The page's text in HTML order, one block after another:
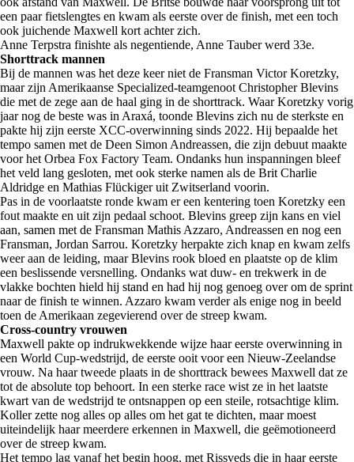
een paar fietslengtes en kwam als eerste over de finish, met een toch
ook juichende Maxwell kort achter zich.
Anne Terpstra finishte als negentiende, Anne Tauber werd 33e.
Shorttrack mannen
Bij de mannen was het deze keer niet de Fransman Victor Koretzky,
maar zijn Amerikaanse Specialized-teamgenoot Christopher Blevins
die met de zege aan de haal ging in de shorttrack. Waar Koretzky vorig
jaar nog de beste was in Araxá, toonde Blevins zich nu de sterkste en
pakte hij zijn eerste XCC-overwinning sinds 2022. Hij bepaalde het
tempo samen met de Deen Simon Andreassen, die zijn debuut maakte
voor het Orbea Fox Factory Team. Ondanks hun inspanningen bleef
het veld lang gesloten, met ook sterke namen als de Brit Charlie
Aldridge en Mathias Flückiger uit Zwitserland voorin.
Pas in de voorlaatste ronde kwam er een kentering toen Koretzky een
fout maakte en uit zijn pedaal schoot. Blevins greep zijn kans en viel
aan, samen met de Fransman Mathis Azzaro, Andreassen en nog een
Fransman, Jordan Sarrou. Koretzky herpakte zich knap en kwam zelfs
weer aan de leiding, maar Blevins rook bloed en plaatste op de klim
een beslissende versnelling. Ondanks wat duw- en trekwerk in de
vlakke bochten hield hij stand en had hij nog genoeg over om de sprint
naar de finish te winnen. Azzaro kwam verder als enige nog in beeld
toen de Amerikaan zegevierend over de streep kwam.
Cross-country vrouwen
Maxwell pakte op indrukwekkende wijze haar eerste overwinning in
een World Cup-wedstrijd, de eerste ooit voor een Nieuw-Zeelandse
vrouw. Na haar tweede plaats in de shorttrack bewees Maxwell dat ze
tot de absolute top behoort. In een sterke race wist ze in het laatste
kwart van de wedstrijd te ontsnappen op een steile, rotsachtige klim.
Koller zette nog alles op alles om het gat te dichten, maar moest
uiteindelijk haar meerdere erkennen in Maxwell, die geëmotioneerd
over de streep kwam.
Het tempo lag vanaf het begin hoog, met Rissveds die in haar eerste